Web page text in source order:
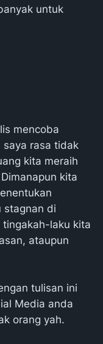
untuk
mencoba
saya rasa tidak
kita meraih
kita
stagnan di
laku kita
ataupun
tulisan ini
Media anda
orang yah.